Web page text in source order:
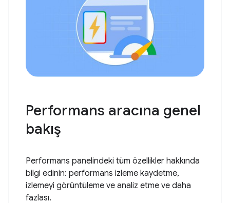
Performans aracına genel
bakış
Performans panelindeki tüm özellikler hakkında
bilgi edinin: performans izleme kaydetme,
izlemeyi görüntüleme ve analiz etme ve daha
fazlası.